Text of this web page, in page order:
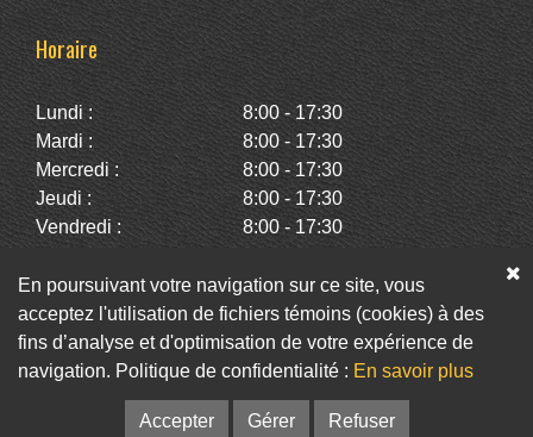
Horaire
Lundi :
8:00 - 17:30
Mardi :
8:00 - 17:30
Mercredi :
8:00 - 17:30
Jeudi :
8:00 - 17:30
Vendredi :
8:00 - 17:30
Dimanche :
Fermé
Facebook Twitter Infolettre
© Pneus St-Hubert • Web : Option PME
En poursuivant votre navigation sur ce site, vous
acceptez l'utilisation de fichiers témoins (cookies) à des
fins d’analyse et d'optimisation de votre expérience de
navigation. Politique de confidentialité : En savoir plus
Accepter Gérer Refuser